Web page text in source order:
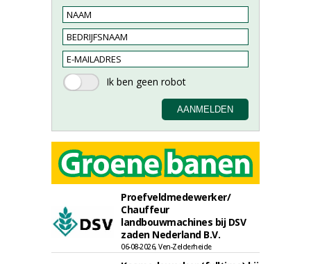
Proefveldmedewerker/
Chauffeur
landbouwmachines bij DSV
zaden Nederland B.V.
06-08-2026, Ven-Zelderheide